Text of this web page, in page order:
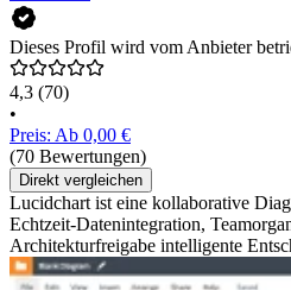
Dieses Profil wird vom Anbieter
4,3 (70)
•
Preis: Ab 0,00 €
(70 Bewertungen)
Direkt vergleichen
Lucidchart ist eine kollaborative
Echtzeit-Datenintegration,
Architekturfreigabe intelligente